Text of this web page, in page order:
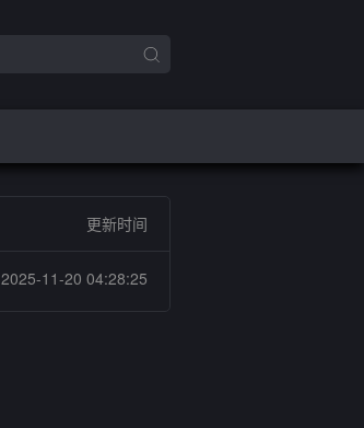
更新时间
2025-11-20 04:28:25